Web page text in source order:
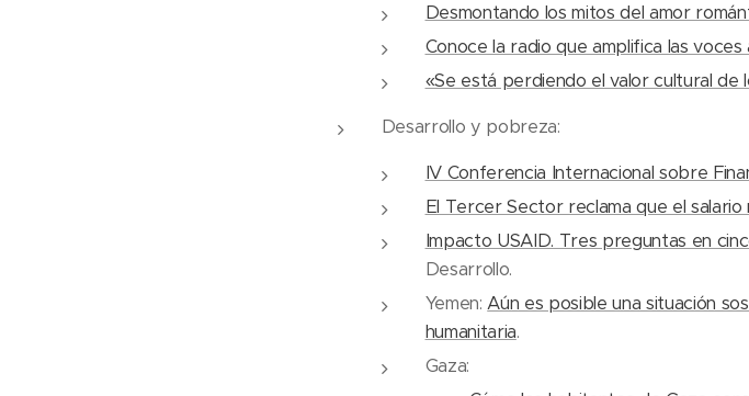
Desmontando los mitos del amor
Conoce la radio que amplifica las voces
«Se está perdiendo el valor cultural de
Desarrollo y pobreza:
IV Conferencia Internacional sobre
El Tercer Sector reclama que el
Impacto USAID. Tres preguntas en
Desarrollo.
Yemen:Aún es posible una situación
humanitaria.
Gaza: